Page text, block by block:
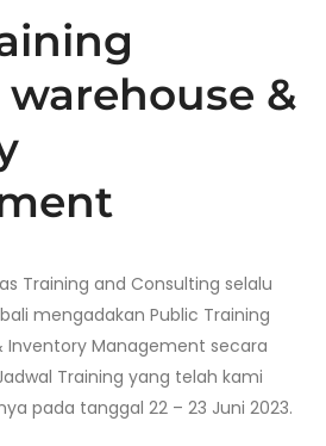
&
Training and Consulting selalu
mengadakan Public Training
Inventory Management secara
Training yang telah kami
pada tanggal 22 – 23 Juni 2023.